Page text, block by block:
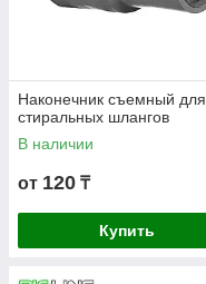
Наконечник съемный для
стиральных шлангов
В наличии
от 120 ₸
Купить